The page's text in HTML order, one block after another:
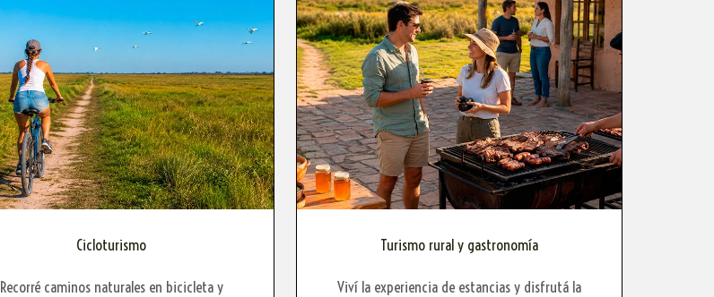
Cicloturismo
Recorré caminos naturales en bicicleta y
Turismo rural y gastronomía
Viví la experiencia de estancias y disfrutá la